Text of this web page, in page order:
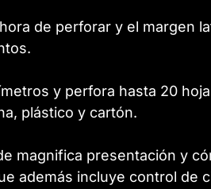
de perforar y el margen
y perfora hasta 20
plástico y cartón.
magnifica presentación y
además incluye control de